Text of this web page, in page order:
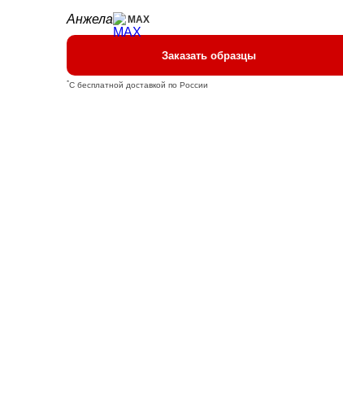
Анжела MAX
Заказать образцы
*С бесплатной доставкой по России